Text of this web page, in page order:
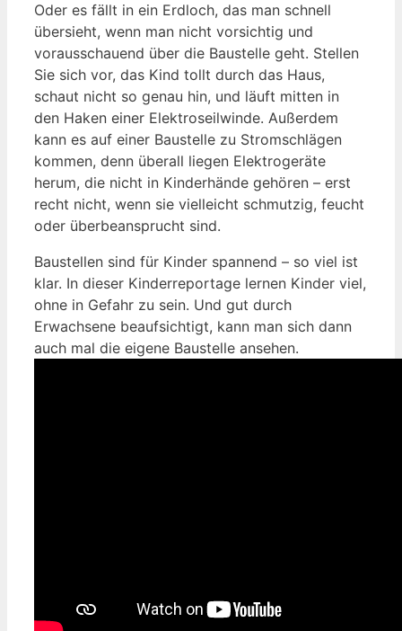
Oder es fällt in ein Erdloch, das man schnell
übersieht, wenn man nicht vorsichtig und
vorausschauend über die Baustelle geht. Stellen
Sie sich vor, das Kind tollt durch das Haus,
schaut nicht so genau hin, und läuft mitten in
den Haken einer Elektroseilwinde. Außerdem
kann es auf einer Baustelle zu Stromschlägen
kommen, denn überall liegen Elektrogeräte
herum, die nicht in Kinderhände gehören – erst
recht nicht, wenn sie vielleicht schmutzig, feucht
oder überbeansprucht sind.
Baustellen sind für Kinder spannend – so viel ist
klar. In dieser Kinderreportage lernen Kinder viel,
ohne in Gefahr zu sein. Und gut durch
Erwachsene beaufsichtigt, kann man sich dann
auch mal die eigene Baustelle ansehen.